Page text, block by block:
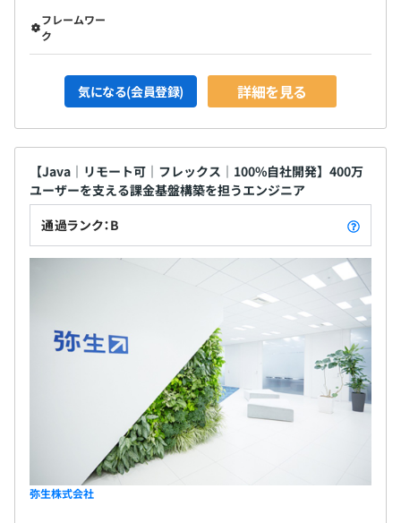
フレームワー
ク
気になる(会員登録) 詳細を見る
【Java｜リモート可｜フレックス｜100%自社開発】400万
ユーザーを支える課金基盤構築を担うエンジニア
通過ランク：B
弥生株式会社